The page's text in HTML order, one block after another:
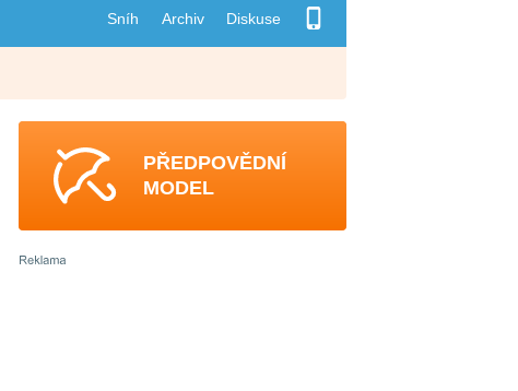
Sníh Archiv Diskuse
PŘEDPOVĚDNÍ
MODEL